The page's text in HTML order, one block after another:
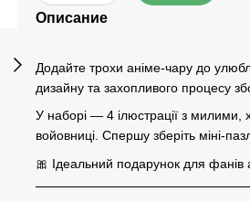
Описание
Додайте трохи аніме-чару до
дизайну та захопливого процесу
У наборі — 4 ілюстрації з милими,
войовниці. Спершу зберіть міні-
🎀 Ідеальний подарунок для